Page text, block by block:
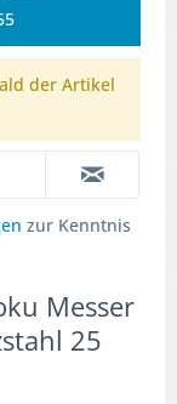
der Artikel
zur Kenntnis
Messer
25